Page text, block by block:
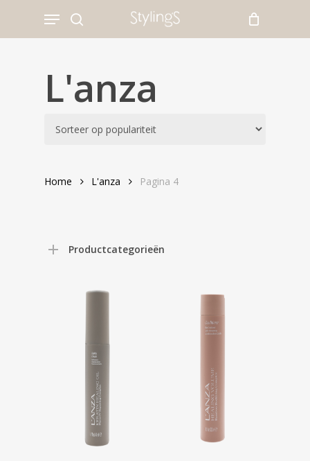
Menu
L'anza
Home L'anza Pagina 4
Productcategorieën